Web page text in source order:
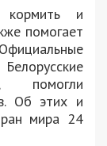
кормить и
помогает
помогли
Об этих и
мира 24